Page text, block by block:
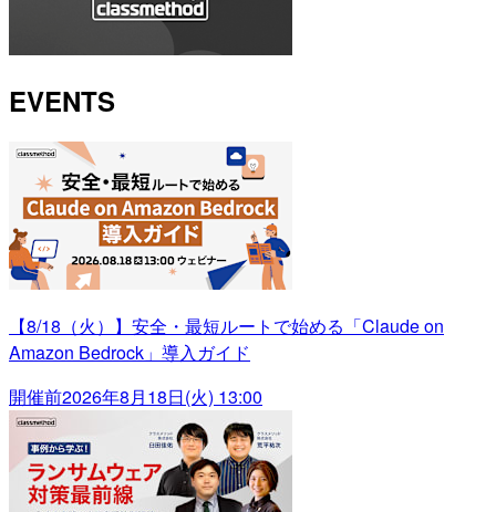
EVENTS
【8/18（火）】安全・最短ルートで始める「Claude on
Amazon Bedrock」導入ガイド
開催前2026年8月18日(火) 13:00